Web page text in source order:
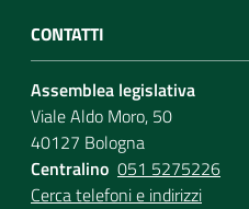
CONTATTI
Assemblea legislativa
Viale Aldo Moro, 50
40127 Bologna
Centralino 051 5275226
Cerca telefoni e indirizzi